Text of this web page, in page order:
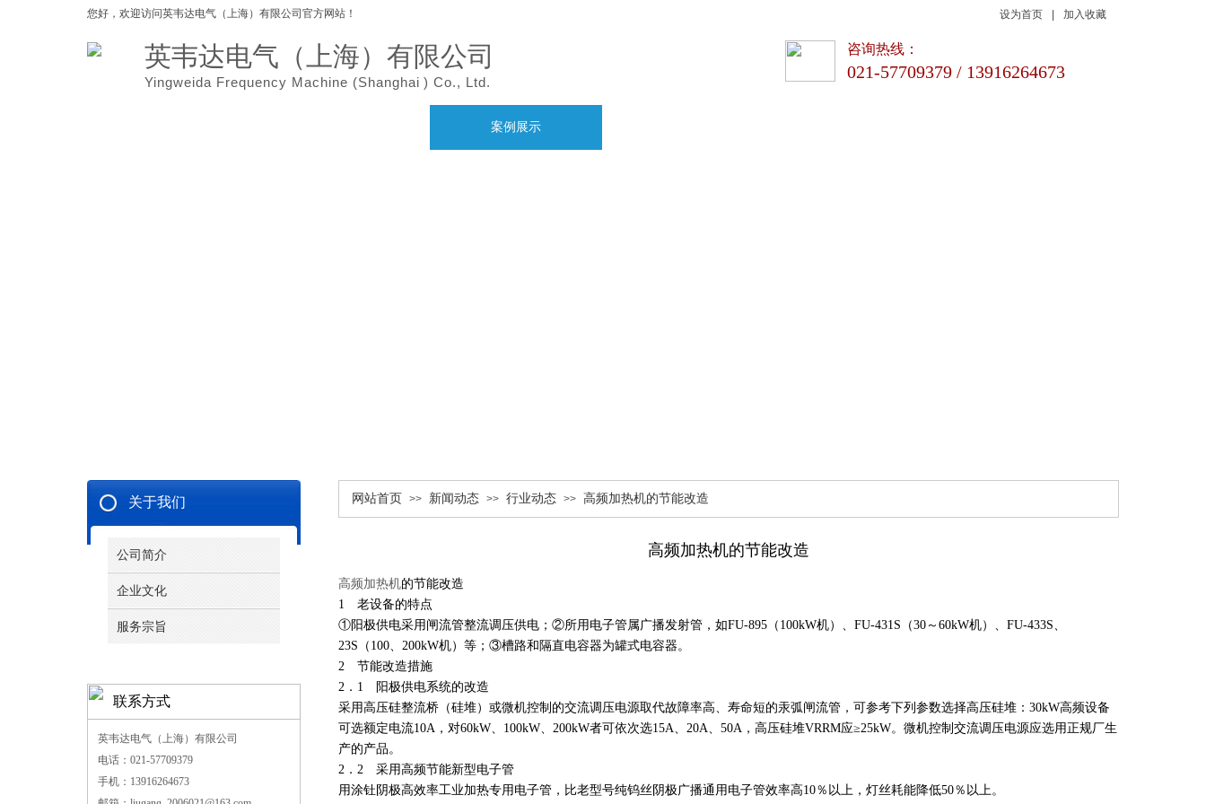
设为首页 加入收藏
案例展示
您好，欢迎访问英韦达电气（上海）有限公司官方网站！
咨询热线：
021-57709379 / 13916264673
英韦达电气（上海）有限公司
Yingweida Frequency Machine (Shanghai ) Co., Ltd.
网站首页 >> 新闻动态 >> 行业动态 >> 高频加热机的节能改造
关于我们
公司简介
企业文化
服务宗旨
高频加热机的节能改造
高频加热机的节能改造
1 老设备的特点
①阳极供电采用闸流管整流调压供电；②所用电子管属广播发射管，如FU-895（100kW机）、FU-431S（30～60kW机）、FU-433S、
23S（100、200kW机）等；③槽路和隔直电容器为罐式电容器。
2 节能改造措施
2．1 阳极供电系统的改造
采用高压硅整流桥（硅堆）或微机控制的交流调压电源取代故障率高、寿命短的汞弧闸流管，可参考下列参数选择高压硅堆：30kW高频设备
可选额定电流10A，对60kW、100kW、200kW者可依次选15A、20A、50A，高压硅堆VRRM应≥25kW。微机控制交流调压电源应选用正规厂生
产的产品。
2．2 采用高频节能新型电子管
用涂钍阴极高效率工业加热专用电子管，比老型号纯钨丝阴极广播通用电子管效率高10％以上，灯丝耗能降低50％以上。
联系方式
英韦达电气（上海）有限公司
电话：021-57709379
手机：13916264673